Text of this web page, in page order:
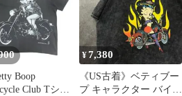
Boop
Club Tシャ
¥7,380
《US古着》ベティブー
プ キャラクター バイカ